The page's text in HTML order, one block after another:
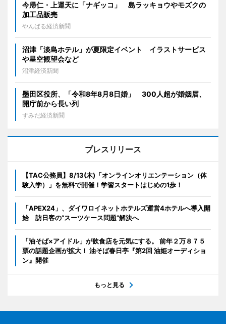
今帰仁・上運天に「ナギッコ」 島ラッキョウやモズクの
加工品販売
やんばる経済新聞
沼津「淡島ホテル」が夏限定イベント イラストサービス
や星空観望会など
沼津経済新聞
墨田区役所、「令和8年8月8日婚」 300人超が婚姻届、
開庁前から長い列
すみだ経済新聞
プレスリリース
【TAC公務員】8/13(木)「オンラインオリエンテーション（体
験入学）」を無料で開催！学習スタートはじめの1歩！
「APEX24」、ダイワロイネットホテルズ運営4ホテルへ導入開
始 訪日客の“スーツケース問題”解決へ
「油そば×アイドル」が飲食店を元気にする。 前年２万８７５
票の話題企画が拡大！ 油そば春日亭『第2回 油姫オーディショ
ン』開催
もっと見る